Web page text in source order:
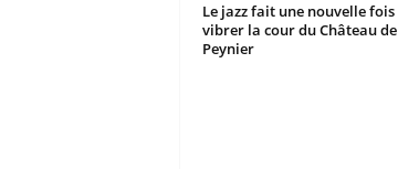
Le jazz fait une nouvelle fois
vibrer la cour du Château de
Peynier